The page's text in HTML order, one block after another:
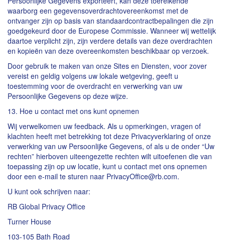
waarborg een gegevensoverdrachtovereenkomst met de
ontvanger zijn op basis van standaardcontractbepalingen die zijn
goedgekeurd door de Europese Commissie. Wanneer wij wettelijk
daartoe verplicht zijn, zijn verdere details van deze overdrachten
en kopieën van deze overeenkomsten beschikbaar op verzoek.
Door gebruik te maken van onze Sites en Diensten, voor zover
vereist en geldig volgens uw lokale wetgeving, geeft u
toestemming voor de overdracht en verwerking van uw
Persoonlijke Gegevens op deze wijze.
13. Hoe u contact met ons kunt opnemen
Wij verwelkomen uw feedback. Als u opmerkingen, vragen of
klachten heeft met betrekking tot deze Privacyverklaring of onze
verwerking van uw Persoonlijke Gegevens, of als u de onder “Uw
rechten” hierboven uiteengezette rechten wilt uitoefenen die van
toepassing zijn op uw locatie, kunt u contact met ons opnemen
door een e-mail te sturen naar PrivacyOffice@rb.com.
U kunt ook schrijven naar:
RB Global Privacy Office
Turner House
103-105 Bath Road